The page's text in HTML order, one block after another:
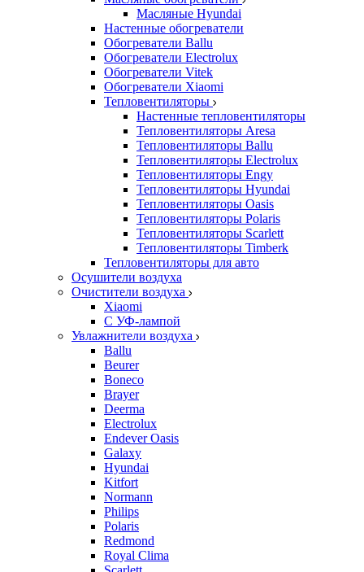
Масляные Hyundai
Настенные обогреватели
Обогреватели Ballu
Обогреватели Electrolux
Обогреватели Vitek
Обогреватели Xiaomi
Тепловентиляторы
Настенные тепловентиляторы
Тепловентиляторы Aresa
Тепловентиляторы Ballu
Тепловентиляторы Electrolux
Тепловентиляторы Engy
Тепловентиляторы Hyundai
Тепловентиляторы Oasis
Тепловентиляторы Polaris
Тепловентиляторы Scarlett
Тепловентиляторы Timberk
Тепловентиляторы для авто
Осушители воздуха
Очистители воздуха
Xiaomi
С УФ-лампой
Увлажнители воздуха
Ballu
Beurer
Boneco
Brayer
Deerma
Electrolux
Endever Oasis
Galaxy
Hyundai
Kitfort
Normann
Philips
Polaris
Redmond
Royal Clima